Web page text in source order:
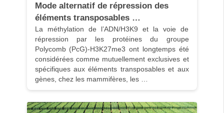
Mode alternatif de répression des
éléments transposables …
La méthylation de l’ADN/H3K9 et la voie de
répression par les protéines du groupe
Polycomb (PcG)-H3K27me3 ont longtemps été
considérées comme mutuellement exclusives et
spécifiques aux éléments transposables et aux
gènes, chez les mammifères, les …